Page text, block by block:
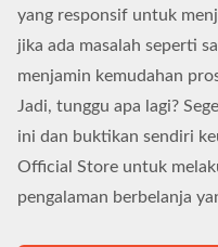
yang responsif untuk
jika ada masalah seperti
menjamin kemudahan
Jadi, tunggu apa lagi?
ini dan buktikan sendiri
Official Store untuk
pengalaman berbelanja